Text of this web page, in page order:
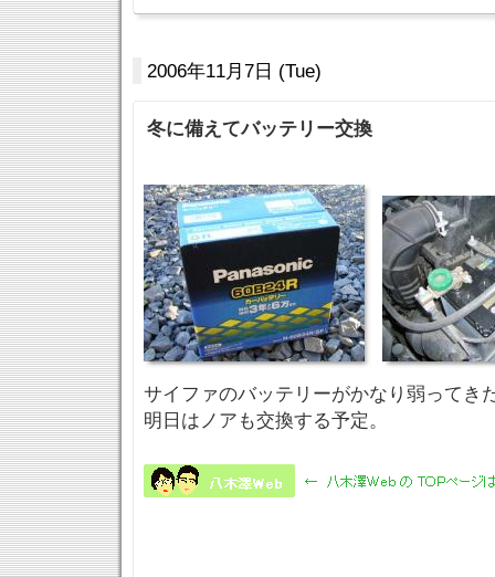
2006年11月7日 (Tue)
冬に備えてバッテリー交換
サイファのバッテリーがかなり弱ってき
明日はノアも交換する予定。